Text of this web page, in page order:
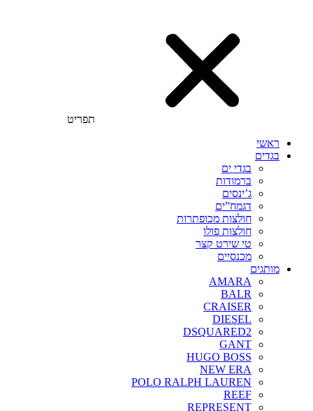
תפריט
ראשי
בגדים
בגדי ים
ברמודות
ג’ינסים
דגמח”ים
חולצות מכופתרות
חולצות פולו
טי שירט קצר
מכנסיים
מותגים
AMARA
BALR
CRAISER
DIESEL
DSQUARED2
GANT
HUGO BOSS
NEW ERA
POLO RALPH LAUREN
REEF
REPRESENT